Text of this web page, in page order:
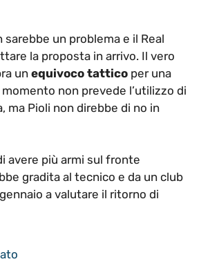
sarebbe un problema e il Real
la proposta in arrivo. Il vero
unequivoco tattico per una
non prevede l’utilizzo di
ma Pioli non direbbe di no in
avere più armi sul fronte
gradita al tecnico e da un club
a valutare il ritorno di